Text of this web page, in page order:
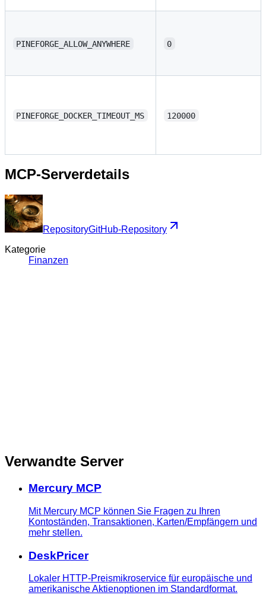
PINEFORGE_ALLOW_ANYWHERE 0
PINEFORGE_DOCKER_TIMEOUT_MS 120000
MCP-Serverdetails
RepositoryGitHub-Repository
Kategorie
Finanzen
Verwandte Server
Mercury MCP
Mit Mercury MCP können Sie Fragen zu Ihren
Kontoständen, Transaktionen, Karten/Empfängern und
mehr stellen.
DeskPricer
Lokaler HTTP-Preismikroservice für europäische und
amerikanische Aktienoptionen im Standardformat.